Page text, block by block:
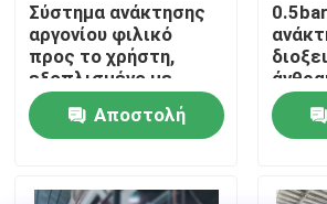
Ζητήστε μια προσφορά
Παραγωγοί αζώτου PSA
Γεννήτρια αζώτου υψηλής
Σύστημα ανάκτησης
αργονίου φιλικό
προς το χρήστη,
εξοπλισμένο με
τηλεοπτική οθόνη
Αποστολή